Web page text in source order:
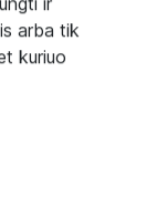
arba tik
kuriuo